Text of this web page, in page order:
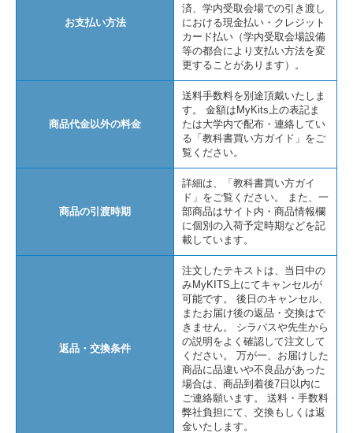
お支払い方法
済、学内受取会場での引き渡し
における現金払い・クレジット
カード払い（学内受取会場設備
等の都合により支払い方法を変
更することがあります）。
商品代金以外の料金
送料手数料を別途頂戴いたしま
す。 金額はMyKits上の表記ま
たは大学内で配布・連絡してい
る「教科書買い方ガイド」をご
覧ください。
商品の引渡時期
詳細は、「教科書買い方ガイ
ド」をご覧ください。 また、一
部商品はサイト内・商品情報欄
に個別の入荷予定時期などを記
載しています。
返品・交換条件
注文したテキストは、当日中の
みMyKITS上にてキャンセルが
可能です。 後日のキャンセル、
またお届け後の返品・交換はで
きません。 シラバスや先生から
の説明をよく確認して注文して
ください。 万が一、お届けした
商品に品違いや不良品があった
場合は、商品到着後7日以内に
ご連絡願います。 送料・手数料
弊社負担にて、交換もしくは返
金いたします。